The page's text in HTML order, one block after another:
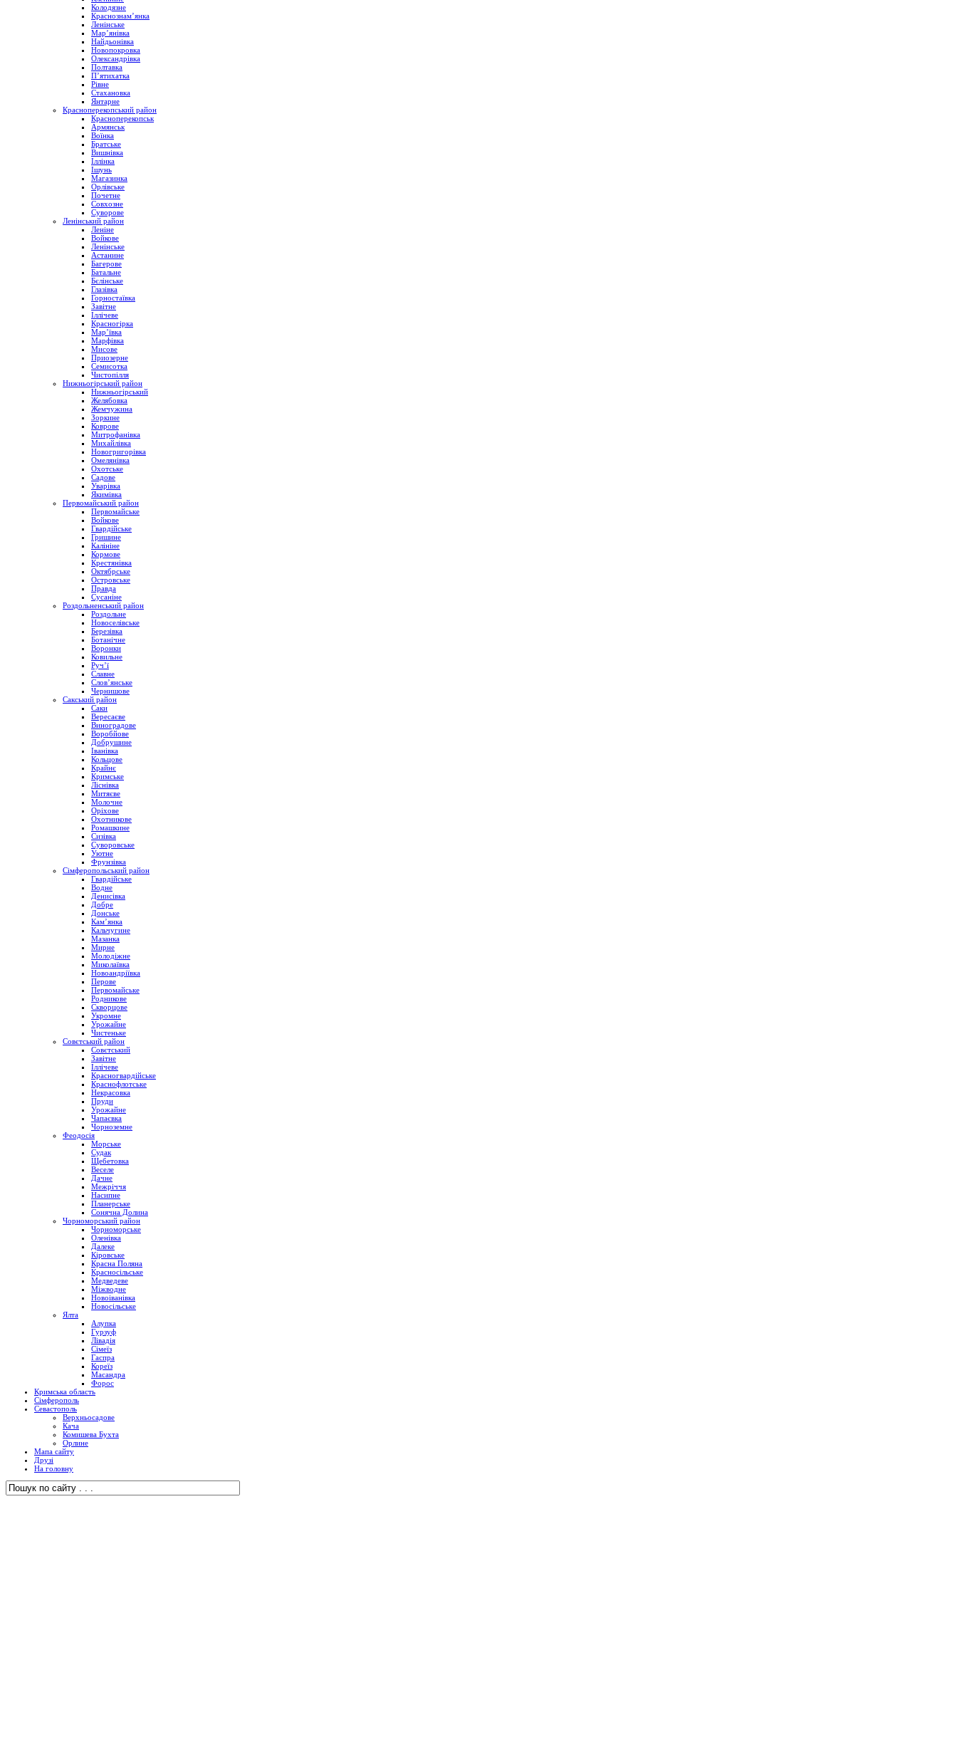
Колодязне
Краснознам’янка
Ленінське
Мар’янівка
Найдьонівка
Новопокровка
Олександрівка
Полтавка
П’ятихатка
Рівне
Стахановка
Янтарне
Красноперекопський район
Красноперекопськ
Армянськ
Воїнка
Братське
Вишнівка
Іллінка
Ішунь
Магазинка
Орлівське
Почетне
Совхозне
Суворове
Ленінський район
Леніне
Войкове
Ленінське
Астанине
Багерове
Батальне
Бєлінське
Глазівка
Горностаївка
Завітне
Іллічеве
Красногірка
Мар’ївка
Марфівка
Мисове
Приозерне
Семисотка
Чистопілля
Нижньогірський район
Нижньогірський
Желябовка
Жемчужина
Зоркине
Коврове
Митрофанівка
Михайлівка
Новогригорівка
Омелянівка
Охотське
Садове
Уварівка
Якимівка
Первомайський район
Первомайське
Войкове
Гвардійське
Гришине
Калініне
Кормове
Крестянівка
Октябрське
Островське
Правда
Сусаніне
Роздольненський район
Роздольне
Новоселівське
Березівка
Ботанічне
Воронки
Ковильне
Руч’ї
Славне
Слов’янське
Чернишове
Сакський район
Саки
Вересаєве
Виноградове
Воробйове
Добрушине
Іванівка
Кольцове
Крайнє
Кримське
Ліснівка
Митяєве
Молочне
Оріхове
Охотникове
Ромашкине
Сизівка
Суворовське
Уютне
Фрунзівка
Сімферопольський район
Гвардійське
Водне
Денисівка
Добре
Донське
Кам’янка
Кальчугине
Мазанка
Мирне
Молодіжне
Миколаївка
Новоандріївка
Перове
Первомайське
Родникове
Скворцове
Укромне
Урожайне
Чистеньке
Совєтський район
Совєтський
Завітне
Іллічеве
Красногвардійське
Краснофлотське
Некрасовка
Пруди
Урожайне
Чапаєвка
Чорноземне
Феодосія
Морське
Судак
Щебетовка
Веселе
Дачне
Межріччя
Насипне
Планерське
Сонячна Долина
Чорноморський район
Чорноморське
Оленівка
Далеке
Кіровське
Красна Поляна
Красносільське
Медведеве
Міжводне
Новоіванівка
Новосільське
Ялта
Алупка
Гурзуф
Лівадія
Сімеїз
Гаспра
Кореїз
Масандра
Форос
Кримська область
Сімферополь
Севастополь
Верхньосадове
Кача
Комишева Бухта
Орлине
Мапа сайту
Друзі
На головну